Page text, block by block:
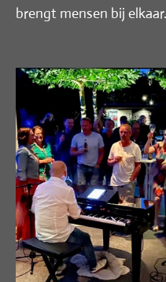
brengt mensen bij elkaar.